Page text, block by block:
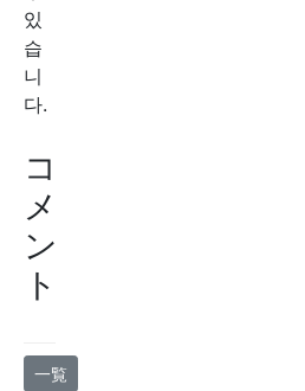
있
습
니
다.
コ
メ
ン
ト
一覧